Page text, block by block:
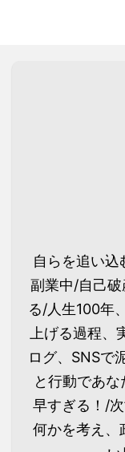
自らを追い込
副業中/自己
る/人生100年
上げる過程
ログ、SNSで
と行動であ
早すぎる！/
何かを考え、